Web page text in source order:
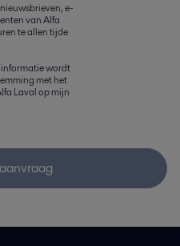
e-
van Alfa
te allen tijde
informatie wordt
met het
Laval op mijn